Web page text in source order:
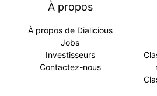
À propos
À propos de Dialicious
Jobs
Investisseurs
Contactez-nous